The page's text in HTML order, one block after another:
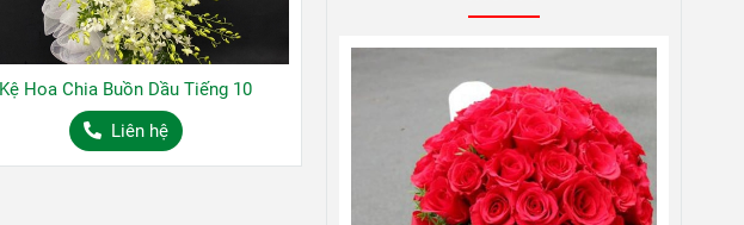
Kệ Hoa Chia Buồn Dầu Tiếng 10
Liên hệ
Kệ Hoa Chia Buồn Dầu Tiếng 09
Liên hệ